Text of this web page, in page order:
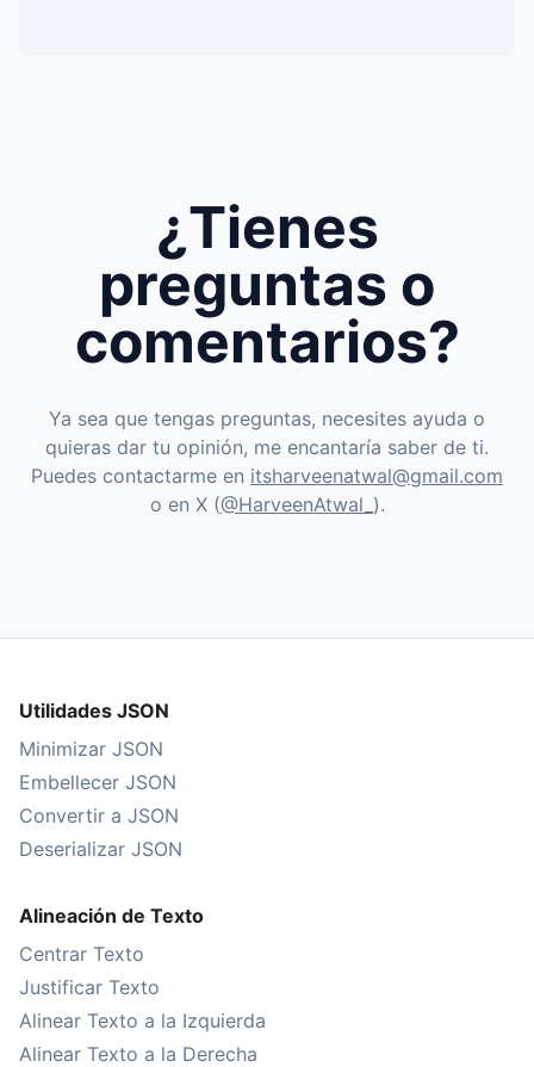
¿Tienes
preguntas o
comentarios?
Ya sea que tengas preguntas, necesites ayuda o
quieras dar tu opinión, me encantaría saber de ti.
Puedes contactarme en itsharveenatwal@gmail.com
o en X (@HarveenAtwal_ ).
Utilidades JSON
Minimizar JSON
Embellecer JSON
Convertir a JSON
Deserializar JSON
Alineación de Texto
Centrar Texto
Justificar Texto
Alinear Texto a la Izquierda
Alinear Texto a la Derecha